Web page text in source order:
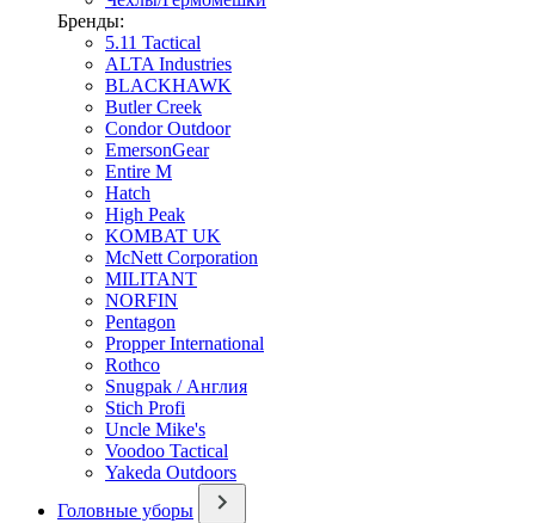
Бренды:
5.11 Tactical
ALTA Industries
BLACKHAWK
Butler Creek
Condor Outdoor
EmersonGear
Entire M
Hatch
High Peak
KOMBAT UK
McNett Corporation
MILITANT
NORFIN
Pentagon
Propper International
Rothco
Snugpak / Англия
Stich Profi
Uncle Mike's
Voodoo Tactical
Yakeda Outdoors
Головные уборы